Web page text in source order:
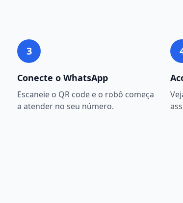
3
Conecte o WhatsApp
Escaneie o QR code e o robô começa
a atender no seu número.